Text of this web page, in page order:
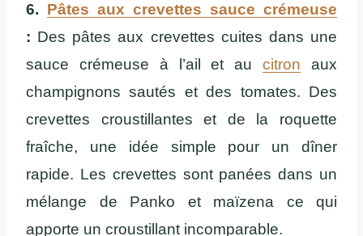
6. Pâtes aux crevettes sauce crémeuse
: Des pâtes aux crevettes cuites dans une
sauce crémeuse à l’ail et aucitron aux
champignons sautés et des tomates. Des
crevettes croustillantes et de la roquette
fraîche, une idée simple pour un dîner
rapide. Les crevettes sont panées dans un
mélange de Panko et maïzena ce qui
apporte un croustillant incomparable.